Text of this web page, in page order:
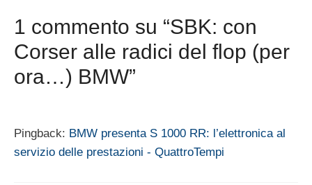
1 commento su “SBK: con
Corser alle radici del flop (per
ora…) BMW”
Pingback: BMW presenta S 1000 RR: l’elettronica al
servizio delle prestazioni - QuattroTempi